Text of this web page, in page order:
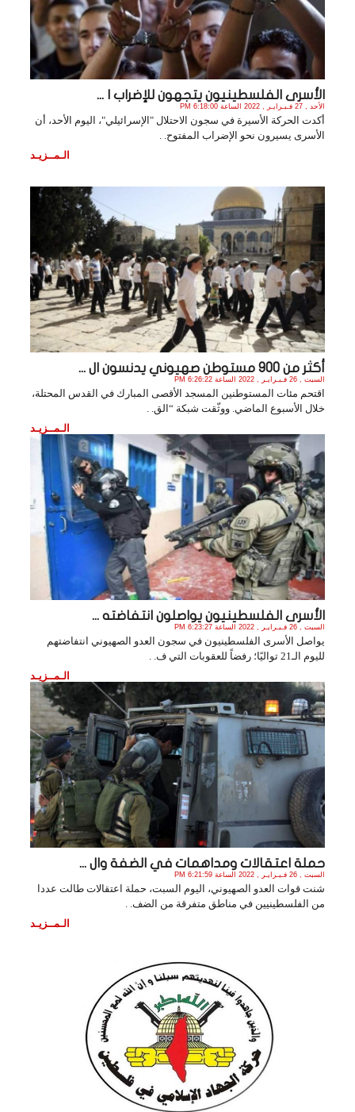
الأسرى الفلسطينيون يتجهون للإضراب ا ...
الأحد , 27 فـبـرايـر , 2022 الساعة 6:18:00 PM
أكدت الحركة الأسيرة في سجون الاحتلال "الإسرائيلي"، اليوم الأحد، أن
الأسرى يسيرون نحو الإضراب المفتوح. .
الـمــزيـد
أكثر من 900 مستوطن صهيوني يدنسون ال ...
السبت , 26 فـبـرايـر , 2022 الساعة 6:26:22 PM
اقتحم مئات المستوطنين المسجد الأقصى المبارك في القدس المحتلة،
خلال الأسبوع الماضي. ووثّقت شبكة “الق. .
الـمــزيـد
الأسرى الفلسطينيون يواصلون انتفاضته ...
السبت , 26 فـبـرايـر , 2022 الساعة 6:23:27 PM
يواصل الأسرى الفلسطينيون في سجون العدو الصهيوني انتفاضتهم
لليوم الـ21 تواليًا؛ رفضاً للعقوبات التي ف. .
الـمــزيـد
حملة اعتقالات ومداهمات في الضفة وال ...
السبت , 26 فـبـرايـر , 2022 الساعة 6:21:59 PM
شنت قوات العدو الصهيوني، اليوم السبت، حملة اعتقالات طالت عددا
من الفلسطينيين في مناطق متفرقة من الضف. .
الـمــزيـد